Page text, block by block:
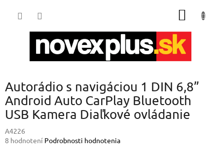
o
č
n
ý
p
a
Autorádio s navigáciou 1 DIN 6,8”
Android Auto CarPlay Bluetooth
USB Kamera Diaľkové ovládanie
A4226
Priemerné
8 hodnotení Podrobnosti hodnotenia